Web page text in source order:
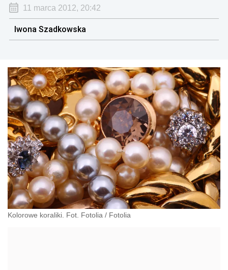
11 marca 2012, 20:42
Iwona Szadkowska
Kolorowe koraliki. Fot. Fotolia / Fotolia